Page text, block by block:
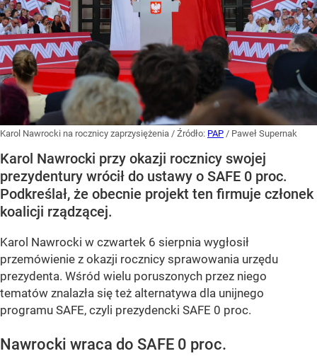
Karol Nawrocki na rocznicy zaprzysiężenia / Źródło: PAP / Paweł Supernak
Karol Nawrocki przy okazji rocznicy swojej
prezydentury wrócił do ustawy o SAFE 0 proc.
Podkreślał, że obecnie projekt ten firmuje członek
koalicji rządzącej.
Karol Nawrocki w czwartek 6 sierpnia wygłosił
przemówienie z okazji rocznicy sprawowania urzędu
prezydenta. Wśród wielu poruszonych przez niego
tematów znalazła się też alternatywa dla unijnego
programu SAFE, czyli prezydencki SAFE 0 proc.
Nawrocki wraca do SAFE 0 proc.